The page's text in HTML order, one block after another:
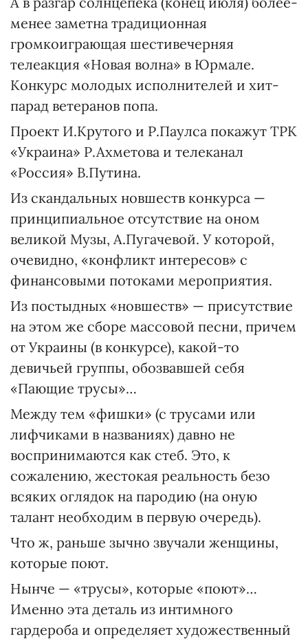
менее заметна традиционная
громкоиграющая шестивечерняя
телеакция «Новая волна» в Юрмале.
Конкурс молодых исполнителей и хит-
парад ветеранов попа.
Проект И.Крутого и Р.Паулса покажут ТРК
«Украина» Р.Ахметова и телеканал
«Россия» В.Путина.
Из скандальных новшеств конкурса —
принципиальное отсутствие на оном
великой Музы, А.Пугачевой. У которой,
очевидно, «конфликт интересов» с
финансовыми потоками мероприятия.
Из постыдных «новшеств» — присутствие
на этом же сборе массовой песни, причем
от Украины (в конкурсе), какой-то
девичьей группы, обозвавшей себя
«Пающие трусы»…
Между тем «фишки» (с трусами или
лифчиками в названиях) давно не
воспринимаются как стеб. Это, к
сожалению, жестокая реальность безо
всяких оглядок на пародию (на оную
талант необходим в первую очередь).
Что ж, раньше зычно звучали женщины,
которые поют.
Нынче — «трусы», которые «поют»…
Именно эта деталь из интимного
гардероба и определяет художественный